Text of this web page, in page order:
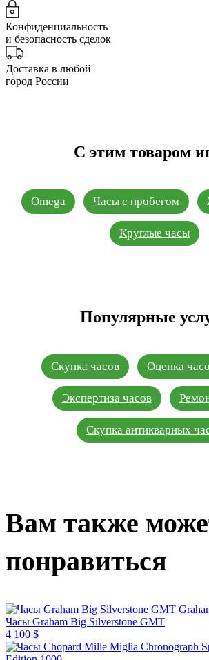
Конфиденциальность
и безопасность сделок
Доставка в любой
город России
С этим товаром
Omega Часы с пробегом
Круглые часы
Популярные
Скупка часов Оценка
Экспертиза часов
Скупка антикварных
Вам также
понравиться
Часы Graham Big Silverstone GMT
4 100 $